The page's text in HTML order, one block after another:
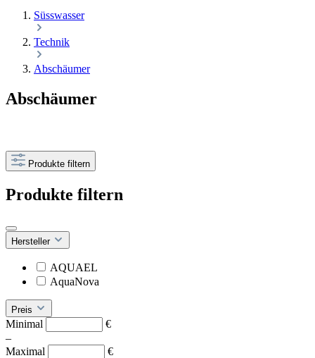
Süsswasser
Technik
Abschäumer
Abschäumer
Produkte filtern
Produkte filtern
Hersteller
AQUAEL
AquaNova
Preis
Minimal
€
–
Maximal
€